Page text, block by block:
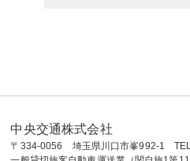
中央交通株式会社
〒334-0056 埼玉県川口市峯992-1